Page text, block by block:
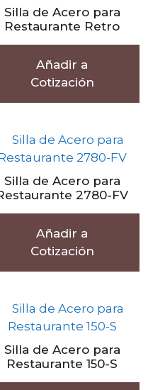
Silla de Acero para
Restaurante Retro
Añadir a
Cotización
Silla de Acero para
2780-FV
Añadir a
Cotización
Silla de Acero para
Restaurante 150-S